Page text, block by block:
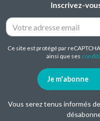
Inscrivez-
Ce site est protégé par
ainsi que ses
Je m'abonne
Vous serez tenus informés